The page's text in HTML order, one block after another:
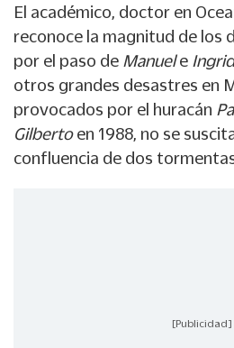
El académico, doctor en
reconoce la magnitud de los
por el paso de Manuele
otros grandes desastres en
provocados por el huracán
Gilberto en 1988, no se
confluencia de dos
[Publicidad]